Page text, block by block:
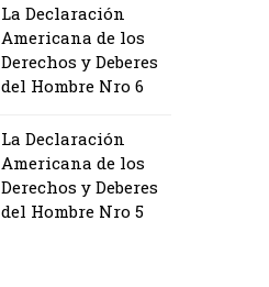
La Declaración
Americana de los
Derechos y Deberes
del Hombre Nro 6
La Declaración
Americana de los
Derechos y Deberes
del Hombre Nro 5